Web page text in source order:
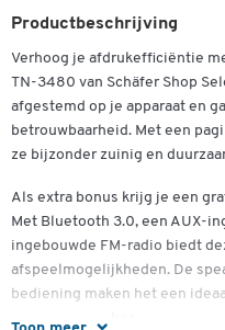
Productbeschrijving
Verhoog je afdrukefficiëntie
TN-3480 van Schäfer Shop
afgestemd op je apparaat en
betrouwbaarheid. Met een
ze bijzonder zuinig en
Als extra bonus krijg je een
Met Bluetooth 3.0, een AUX-
ingebouwde FM-radio biedt
afspeelmogelijkheden. De
bediening maken het een
muziekliefhebber.